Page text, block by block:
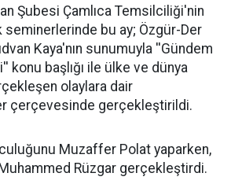
Şubesi Çamlıca Temsilciliği'nin
seminerlerinde bu ay; Özgür-Der
Kaya'nın sunumuyla ''Gündem
konu başlığı ile ülke ve dünya
olaylara dair
çerçevesinde gerçekleştirildi.
Muzaffer Polat yaparken,
Rüzgar gerçekleştirdi.